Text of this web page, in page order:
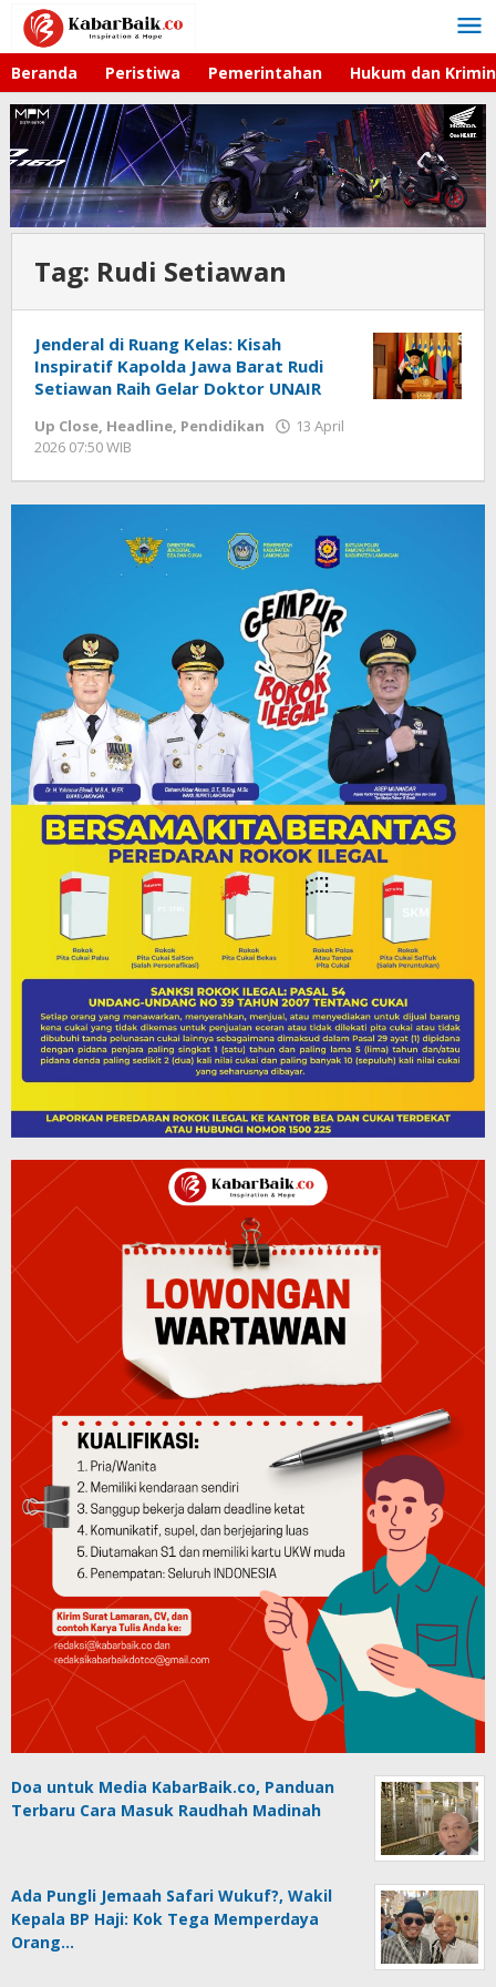
Lewati
konten
Beranda Peristiwa Pemerintahan Hukum dan
Tag: Rudi Setiawan
Jenderal di Ruang Kelas: Kisah
Inspiratif Kapolda Jawa Barat Rudi
Setiawan Raih Gelar Doktor UNAIR
Up Close, Headline, Pendidikan
13 April
2026 07:50 WIB
Doa untuk Media KabarBaik.co, Panduan
Terbaru Cara Masuk Raudhah Madinah
Ada Pungli Jemaah Safari Wukuf?, Wakil
Kepala BP Haji: Kok Tega Memperdaya
Orang…